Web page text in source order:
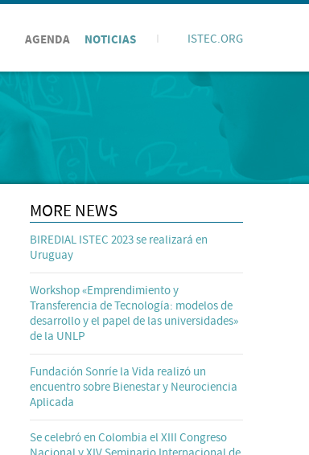
AGENDA NOTICIAS ISTEC.ORG
MORE NEWS
BIREDIAL ISTEC 2023 se realizará en
Uruguay
Workshop «Emprendimiento y
Transferencia de Tecnología: modelos de
desarrollo y el papel de las universidades»
de la UNLP
Fundación Sonríe la Vida realizó un
encuentro sobre Bienestar y Neurociencia
Aplicada
Se celebró en Colombia el XIII Congreso